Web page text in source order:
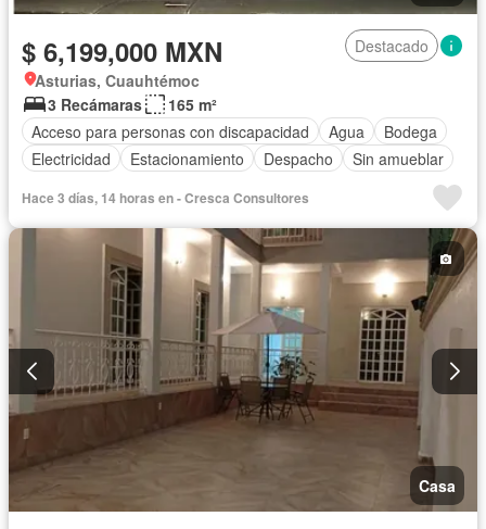
$ 6,199,000 MXN
Destacado
Asturias, Cuauhtémoc
3 Recámaras
165 m²
Acceso para personas con discapacidad
Agua
Bodega
Electricidad
Estacionamiento Despacho Sin amueblar
Hace 3 días, 14 horas en - Cresca Consultores
Casa